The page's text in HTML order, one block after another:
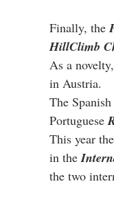
Finally, the
HillClimb
As a
in Austria.
The
Portuguese
This year
in the
the two